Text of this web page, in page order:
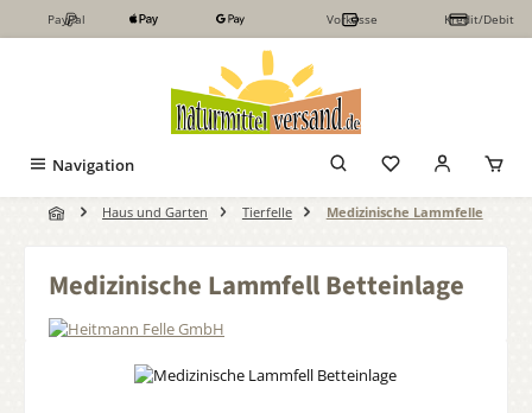
Zum Hauptinhalt springen
PayPal Vorkasse Kredit/Debit
Navigation
Haus und Garten Tierfelle Medizinische Lammfelle
Medizinische Lammfell Betteinlage
Bildergalerie überspringen